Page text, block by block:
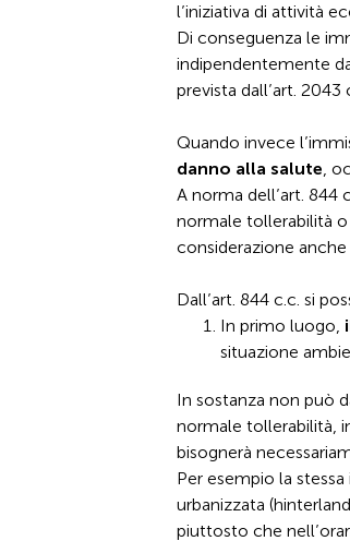
l’iniziativa di attività
Di conseguenza le
indipendentemente
prevista dall’art. 2043
Quando invece
danno alla salute,
A norma dell’art. 844
normale tollerabilità
considerazione
Dall’art. 844 c.c. si
In primo luogo,
situazione
In sostanza non può
normale tollerabilità,
bisognerà
Per esempio la
urbanizzata
piuttosto che